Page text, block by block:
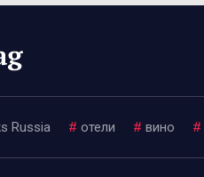
Russia # отели # вино #